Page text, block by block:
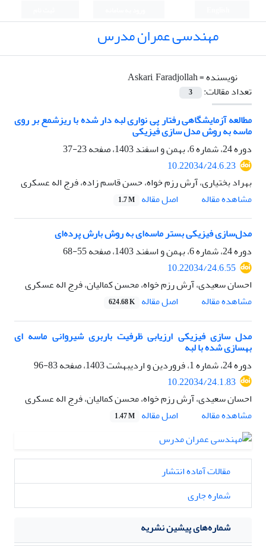
مهندسی عمران مدرس
نویسنده =Askari, Faradjollah
تعداد مقالات:
3
مطالعه آزمایشگاهی رفتار پی نواری لبه دار شده با ریزشمع بر روی
ماسه به روش مدل سازی فیزیکی
دوره 24، شماره 6، بهمن و اسفند 1403، صفحه
23-37
10.22034/24.6.23
بهراد بختیاری، آرش رزم خواه، حسن قاسم زاده، فرج اله عسکری
مشاهده مقاله
اصل مقاله 1.7 M
مدل‌سازی فیزیکی بستر ماسه‌ای به روش بارش پرده‌ای
دوره 24، شماره 6، بهمن و اسفند 1403، صفحه
55-68
10.22034/24.6.55
احسان سعیدی، آرش رزم خواه، محسن کمالیان، فرج اله عسکری
مشاهده مقاله
اصل مقاله 624.68 K
مدل سازی فیزیکی ارزیابی ظرفیت باربری شیروانی ماسه ای
بهسازی شده با لبه
دوره 24، شماره 1، فروردین و اردیبهشت 1403، صفحه
83-96
10.22034/24.1.83
احسان سعیدی، آرش رزم خواه، محسن کمالیان، فرج اله عسکری
مشاهده مقاله
اصل مقاله 1.47 M
مقالات آماده انتشار
شماره جاری
شماره‌های پیشین نشریه